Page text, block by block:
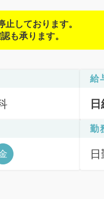
しております。
も承ります。
給
勤